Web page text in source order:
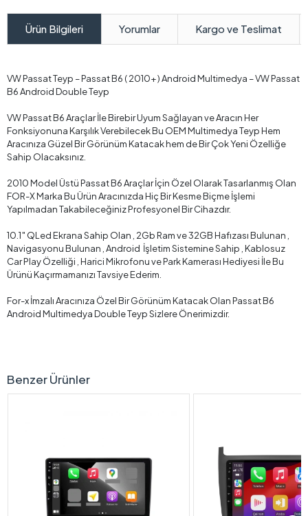
Ürün Bilgileri Yorumlar Kargo ve Teslimat
VW Passat Teyp – Passat B6 ( 2010+ ) Android Multimedya – VW Passat
B6 Android Double Teyp
VW Passat B6 Araçlar İle Birebir Uyum Sağlayan ve Aracın Her
Fonksiyonuna Karşılık Verebilecek Bu OEM Multimedya Teyp Hem
Aracınıza Güzel Bir Görünüm Katacak hem de Bir Çok Yeni Özelliğe
Sahip Olacaksınız.
2010 Model Üstü Passat B6 Araçlar İçin Özel Olarak Tasarlanmış Olan
FOR-X Marka Bu Ürün Aracınızda Hiç Bir Kesme Biçme İşlemi
Yapılmadan Takabileceğiniz Profesyonel Bir Cihazdır.
10.1″ QLed Ekrana Sahip Olan , 2Gb Ram ve 32GB Hafızası Bulunan ,
Navigasyonu Bulunan , Android İşletim Sistemine Sahip , Kablosuz
Car Play Özelliği , Harici Mikrofonu ve Park Kamerası Hediyesi İle Bu
Ürünü Kaçırmamanızı Tavsiye Ederim.
For-x İmzalı Aracınıza Özel Bir Görünüm Katacak Olan Passat B6
Android Multimedya Double Teyp Sizlere Önerimizdir.
Benzer Ürünler